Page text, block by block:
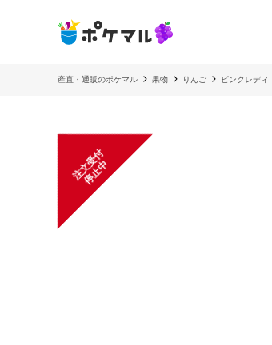
産直・通販のポケマル 果物 りんご ピンクレディ
注
文
受
付
停
止
中